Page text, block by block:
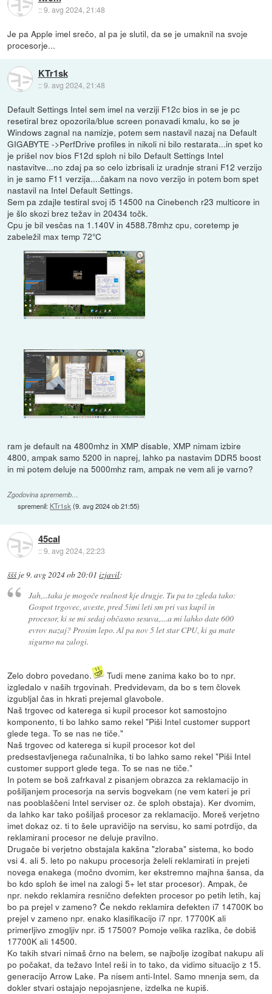
::9. avg 2024, 21:48
Je pa Apple imel srečo, al pa je slutil, da se je umaknil na svoje
procesorje...
KTr1sk
::9. avg 2024, 21:48
Default Settings Intel sem imel na verziji F12c bios in se je pc
resetiral brez opozorila/blue screen ponavadi kmalu, ko se je
Windows zagnal na namizje, potem sem nastavil nazaj na Default
GIGABYTE ->PerfDrive profiles in nikoli ni bilo restarata...in spet ko
je prišel nov bios F12d sploh ni bilo Default Settings Intel
nastavitve...no zdaj pa so celo izbrisali iz uradnje strani F12 verzijo
in je samo F11 verzija....čakam na novo verzijo in potem bom spet
nastavil na Intel Default Settings.
Sem pa zdajle testiral svoj i5 14500 na Cinebench r23 multicore in
je šlo skozi brez težav in 20434 točk.
Cpu je bil vesčas na 1.140V in 4588.78mhz cpu, coretemp je
zabeležil max temp 72°C
ram je default na 4800mhz in XMP disable, XMP nimam izbire
4800, ampak samo 5200 in naprej, lahko pa nastavim DDR5 boost
in mi potem deluje na 5000mhz ram, ampak ne vem ali je varno?
Zgodovina sprememb…
spremenil: KTr1sk (9. avg 2024 ob 21:55)
45cal
::9. avg 2024, 22:23
šššje9. avg 2024 ob 20:01 izjavil:
Jah,...taka je mogoče realnost kje drugje. Tu pa to zgleda tako:
Gospot trgovec, aveste, pred 5imi leti sm pri vas kupil in
procesor, ki se mi sedaj občasno sesuva,....a mi lahko date 600
evrov nazaj? Prosim lepo. Al pa nov 5 let star CPU, ki ga mate
sigurno na zalogi.
Zelo dobro povedano.
Tudi mene zanima kako bo to npr.
izgledalo v naših trgovinah. Predvidevam, da bo s tem človek
izgubljal čas in hkrati prejemal glavobole.
Naš trgovec od katerega si kupil procesor kot samostojno
komponento, ti bo lahko samo rekel "Piši Intel customer support
glede tega. To se nas ne tiče."
Naš trgovec od katerega si kupil procesor kot del
predsestavljenega računalnika, ti bo lahko samo rekel "Piši Intel
customer support glede tega. To se nas ne tiče."
In potem se boš zafrkaval z pisanjem obrazca za reklamacijo in
pošiljanjem procesorja na servis bogvekam (ne vem kateri je pri
nas pooblaščeni Intel serviser oz. če sploh obstaja). Ker dvomim,
da lahko kar tako pošiljaš procesor za reklamacijo. Moreš verjetno
imet dokaz oz. ti to šele upravičijo na servisu, ko sami potrdijo, da
reklamirani procesor ne deluje pravilno.
Drugače bi verjetno obstajala kakšna "zloraba" sistema, ko bodo
vsi 4. ali 5. leto po nakupu procesorja želeli reklamirati in prejeti
novega enakega (močno dvomim, ker ekstremno majhna šansa, da
bo kdo sploh še imel na zalogi 5+ let star procesor). Ampak, če
npr. nekdo reklamira resnično defekten procesor po petih letih, kaj
bo pa prejel v zameno? Če nekdo reklamira defekten i7 14700K bo
prejel v zameno npr. enako klasifikacijo i7 npr. 17700K ali
primerljivo zmogljiv npr. i5 17500? Pomoje velika razlika, če dobiš
17700K ali 14500.
Ko takih stvari nimaš črno na belem, se najbolje izogibat nakupu ali
po počakat, da težavo Intel reši in to tako, da vidimo situacijo z 15.
generacijo Arrow Lake. Pa nisem anti-Intel. Samo mnenja sem, da
dokler stvari ostajajo nepojasnjene, izdelka ne kupiš.